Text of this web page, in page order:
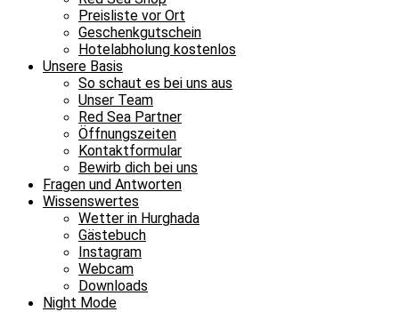
Preisliste vor Ort
Geschenkgutschein
Hotelabholung kostenlos
Unsere Basis
So schaut es bei uns aus
Unser Team
Red Sea Partner
Öffnungszeiten
Kontaktformular
Bewirb dich bei uns
Fragen und Antworten
Wissenswertes
Wetter in Hurghada
Gästebuch
Instagram
Webcam
Downloads
Night Mode